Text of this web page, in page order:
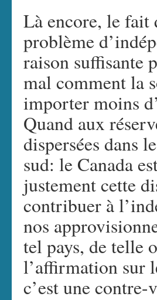
Là encore, le fait
problème
raison suffisante
mal comment la
importer moins
Quand aux
dispersées dans
sud: le Canada
justement cette
contribuer à
nos
tel pays, de telle
l’affirmation sur
c’est une contre-